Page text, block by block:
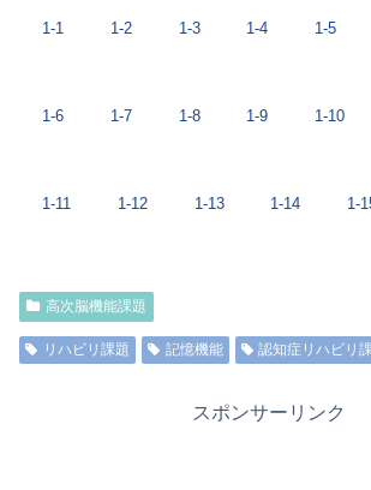
1-1 1-2 1-3 1-4 1-5
1-6 1-7 1-8 1-9 1-10
1-11 1-12 1-13 1-14 1-
高次脳機能課題
リハビリ課題 記憶機能 認知症リハビリ
スポンサーリンク